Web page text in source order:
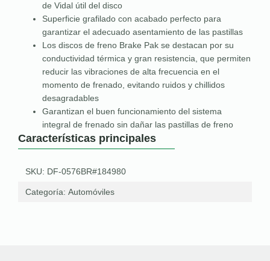
de Vidal útil del disco
Superficie grafilado con acabado perfecto para
garantizar el adecuado asentamiento de las pastillas
Los discos de freno Brake Pak se destacan por su
conductividad térmica y gran resistencia, que permiten
reducir las vibraciones de alta frecuencia en el
momento de frenado, evitando ruidos y chillidos
desagradables
Garantizan el buen funcionamiento del sistema
integral de frenado sin dañar las pastillas de freno
Características principales
SKU: DF-0576BR#184980
Categoría: Automóviles